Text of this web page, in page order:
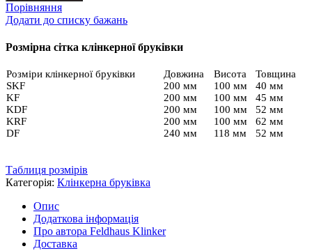
Порівняння
Додати до списку бажань
Розмірна сітка клінкерної бруківки
Розміри клінкерної бруківки Довжина Висота
Товщина
SKF
200 мм 100 мм
40 мм
KF
200 мм 100 мм
45 мм
KDF
200 мм 100 мм
52 мм
KRF
200 мм 100 мм
62 мм
DF
240 мм 118 мм 52 мм
Таблиця розмірів
Категорія: Клінкерна бруківка
Опис
Додаткова інформація
Про автора Feldhaus Klinker
Доставка